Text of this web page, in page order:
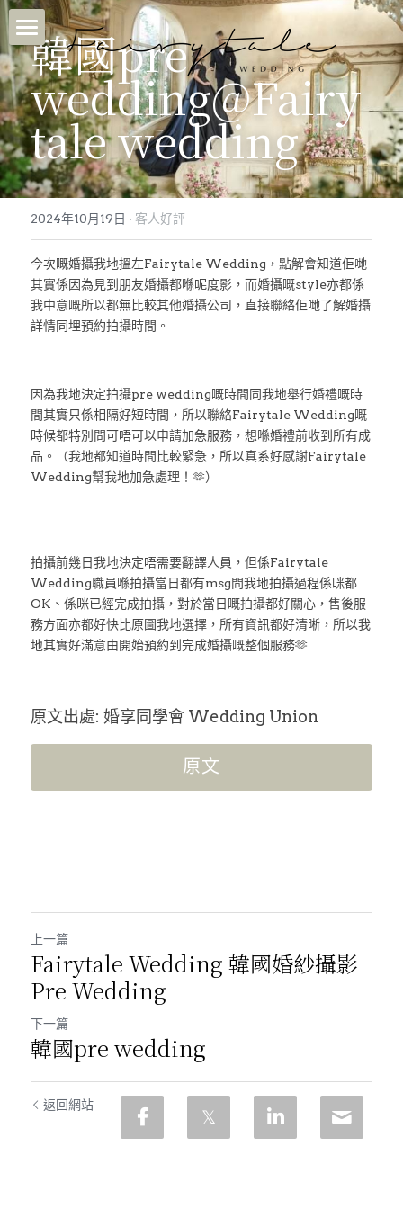
首頁
關於我們
Fairytale婚紗攝影
首爾 SEOUL
濟州島 JEJU
Sample
Makeup & Dress
巴黎 PARIS
客人好評/客照
Feedback♡
Fairytale客照♡
媒體分享
INSTAGRAM
會員專用
WHATSAPP
韓國pre
wedding@⁠Fairy
tale wedding
2024年10月19日 · 客人好評
今次嘅婚攝我地搵左Fairytale Wedding，點解會知道佢哋
其實係因為見到朋友婚攝都喺呢度影，而婚攝嘅style亦都係
我中意嘅所以都無比較其他婚攝公司，直接聯絡佢哋了解婚攝
詳情同埋預約拍攝時間。
因為我地決定拍攝pre wedding嘅時間同我地舉行婚禮嘅時
間其實只係相隔好短時間，所以聯絡Fairytale Wedding嘅
時候都特別問可唔可以申請加急服務，想喺婚禮前收到所有成
品。（我地都知道時間比較緊急，所以真系好感謝Fairytale
Wedding幫我地加急處理！🫶）
拍攝前幾日我地決定唔需要翻譯人員，但係Fairytale
Wedding職員喺拍攝當日都有msg問我地拍攝過程係咪都
OK、係咪已經完成拍攝，對於當日嘅拍攝都好關心，售後服
務方面亦都好快比原圖我地選擇，所有資訊都好清晰，所以我
地其實好滿意由開始預約到完成婚攝嘅整個服務🫶
原文出處: 婚享同學會 Wedding Union
原文
上一篇
Fairytale Wedding 韓國婚紗攝影
Pre Wedding
下一篇
韓國pre wedding
返回網站